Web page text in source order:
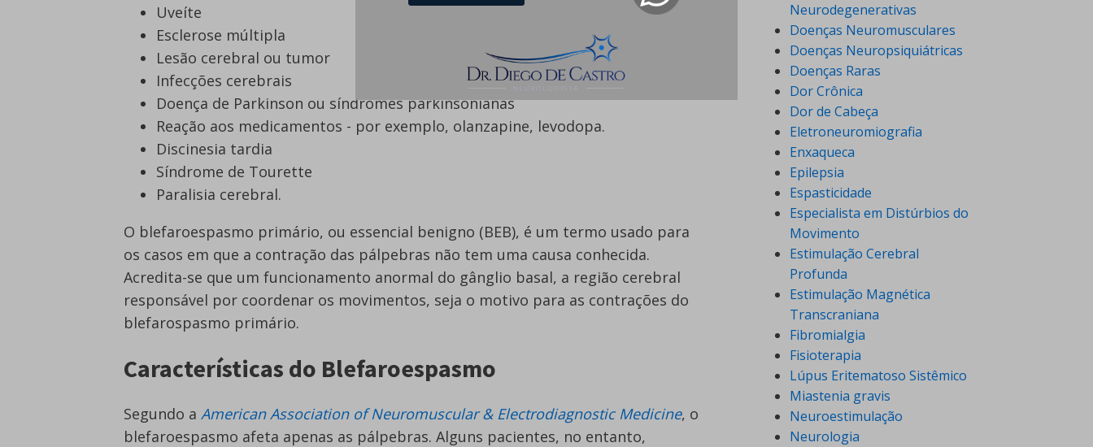
Uveíte
Esclerose múltipla
Lesão cerebral ou tumor
Infecções cerebrais
Doença de Parkinson ou síndromes parkinsonianas
Reação aos medicamentos - por exemplo, olanzapine, levodopa.
Discinesia tardia
Síndrome de Tourette
Paralisia cerebral.
O blefaroespasmo primário, ou essencial benigno (BEB), é um termo usado para
os casos em que a contração das pálpebras não tem uma causa conhecida.
Acredita-se que um funcionamento anormal do gânglio basal, a região cerebral
responsável por coordenar os movimentos, seja o motivo para as contrações do
blefarospasmo primário.
Características do Blefaroespasmo
Segundo a American Association of Neuromuscular & Electrodiagnostic Medicine, o
blefaroespasmo afeta apenas as pálpebras. Alguns pacientes, no entanto,
Neurodegenerativas
Doenças Neuromusculares
Doenças Neuropsiquiátricas
Doenças Raras
Dor Crônica
Dor de Cabeça
Eletroneuromiografia
Enxaqueca
Epilepsia
Espasticidade
Especialista em Distúrbios do
Movimento
Estimulação Cerebral
Profunda
Estimulação Magnética
Transcraniana
Fibromialgia
Fisioterapia
Lúpus Eritematoso Sistêmico
Miastenia gravis
Neuroestimulação
Neurologia